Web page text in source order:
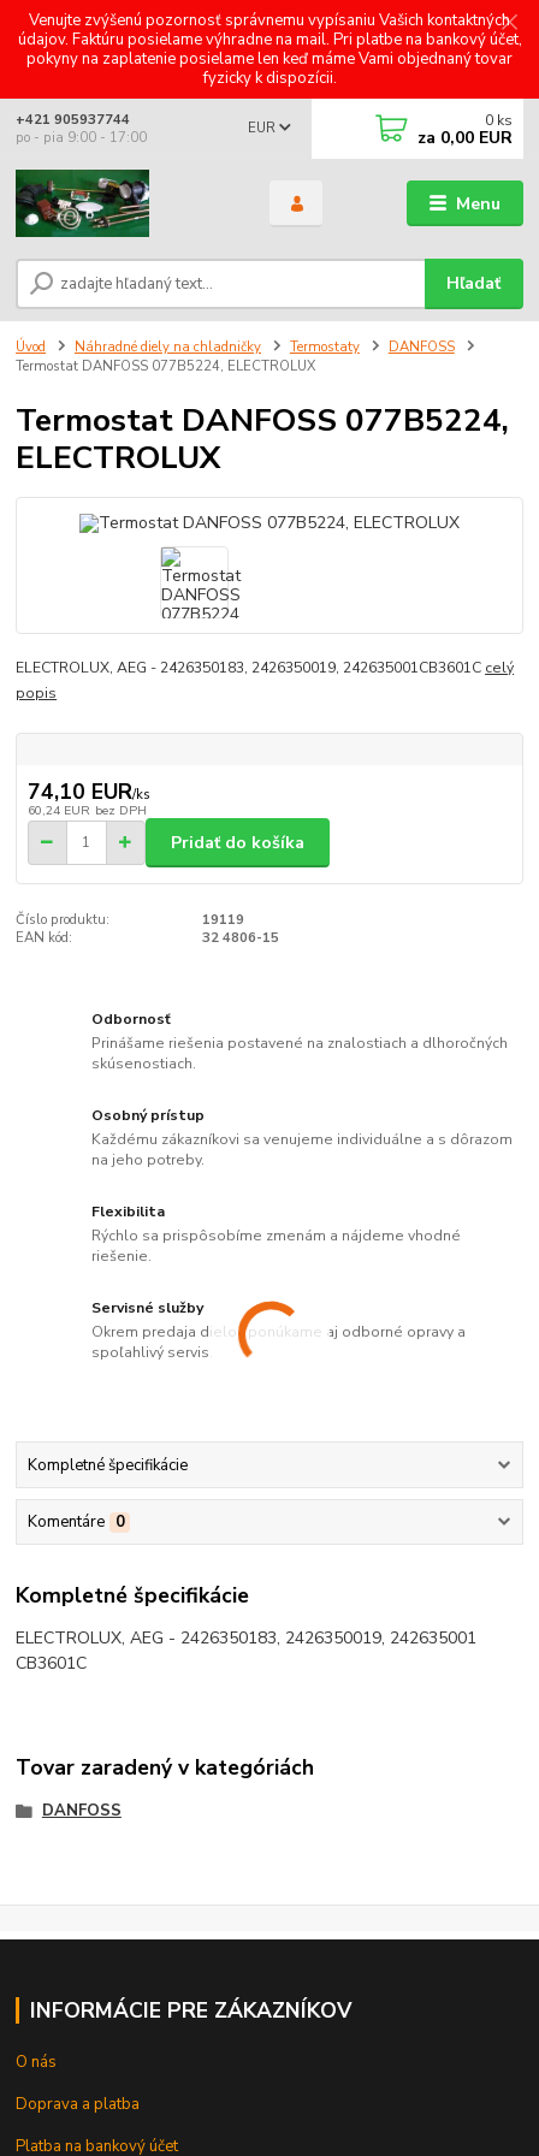
Venujte zvýšenú pozornosť správnemu vypísaniu Vašich kontaktných
údajov. Faktúru posielame výhradne na mail. Pri platbe na bankový účet,
pokyny na zaplatenie posielame len keď máme Vami objednaný tovar
fyzicky k dispozícii.
Menu
EUR
Hľadať
+421 905937744
po - pia 9:00 - 17:00
0 ks
za 0,00 EUR
Úvod Náhradné diely na chladničky Termostaty
DANFOSS
Termostat DANFOSS 077B5224, ELECTROLUX
Termostat DANFOSS 077B5224,
ELECTROLUX
ELECTROLUX, AEG - 2426350183, 2426350019, 242635001CB3601C celý
popis
74,10 EUR/ks
60,24 EUR bez DPH
Pridať do košíka
Číslo produktu:
19119
EAN kód:
32 4806-15
Odbornosť
Prinášame riešenia postavené na znalostiach a dlhoročných
skúsenostiach.
Osobný prístup
Každému zákazníkovi sa venujeme individuálne a s dôrazom
na jeho potreby.
Flexibilita
Rýchlo sa prispôsobíme zmenám a nájdeme vhodné
riešenie.
Servisné služby
Okrem predaja dielov ponúkame aj odborné opravy a
spoľahlivý servis.
Kompletné špecifikácie
Komentáre 0
Kompletné špecifikácie
ELECTROLUX, AEG - 2426350183, 2426350019, 242635001
CB3601C
Tovar zaradený v kategóriách
DANFOSS
INFORMÁCIE PRE ZÁKAZNÍKOV
O nás
Doprava a platba
Platba na bankový účet